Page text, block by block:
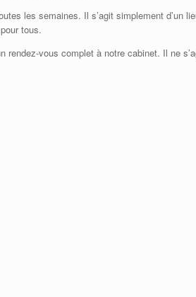
les semaines. Il s’agit simplement d’un
tous.
rendez-vous complet à notre cabinet. Il ne